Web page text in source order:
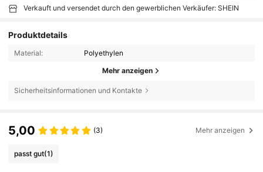
Verkauft und versendet durch den gewerblichen Verkäufer: SHEIN
Produktdetails
Material: Polyethylen
Mehr anzeigen
Sicherheitsinformationen und Kontakte
5,00 (3) Mehr anzeigen
passt gut(1)